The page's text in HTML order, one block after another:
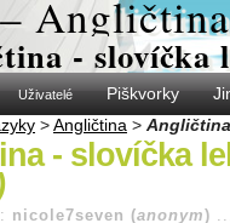
– Angličtina
- slovíčka
Uživatelé Piškvorky
>Angličtina >
- slovíčka
nicole7seven (anonym )